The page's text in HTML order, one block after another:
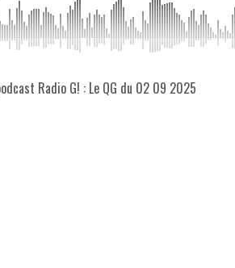
Radio G! : Le QG du 02 09 2025